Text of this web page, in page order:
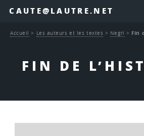
CAUTE@LAUTRE.NET
FIN DE
Accueil > Les auteurs et les textes > Negri > Fin